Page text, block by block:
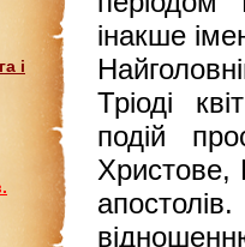
і
інакше
Тріоді
подій
Христове,